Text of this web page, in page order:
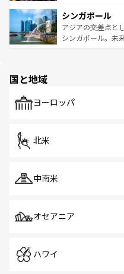
参照してほしい。
激する。気候は一
が待っている。親
た文化、そして多
み、どこを訪れて
ており、効率よく
うな絶景から文化
シンガポール
アジアの交差点と
シンガポール。未
で、ホーカーズは
国と地域
ヨーロッパ
北米
中南米
オセアニア
ハワイ